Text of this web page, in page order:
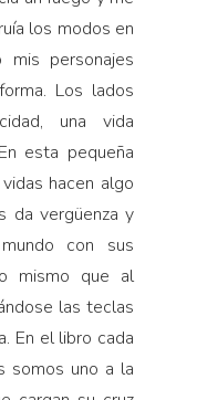
los modos en
personajes
Los lados
una vida
esta pequeña
hacen algo
da vergüenza y
con sus
mismo que al
las teclas
En el libro cada
somos uno a la